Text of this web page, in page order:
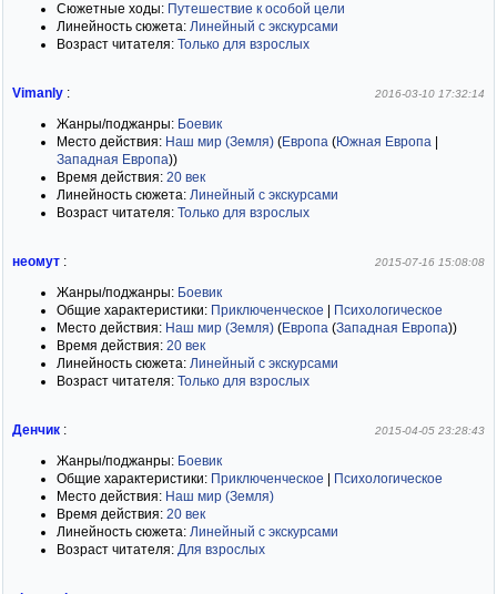
Сюжетные ходы: Путешествие к особой цели
Линейность сюжета: Линейный с экскурсами
Возраст читателя: Только для взрослых
Vimanly : 2016-03-10 17:32:14
Жанры/поджанры: Боевик
Место действия: Наш мир (Земля) (Европа (Южная Европа
Западная Европа))
Время действия: 20 век
Линейность сюжета: Линейный с экскурсами
Возраст читателя: Только для взрослых
неомут : 2015-07-16 15:08:08
Жанры/поджанры: Боевик
Общие характеристики: Приключенческое
Психологическое
Место действия: Наш мир (Земля) (Европа (Западная Европа))
Время действия: 20 век
Линейность сюжета: Линейный с экскурсами
Возраст читателя: Только для взрослых
Денчик : 2015-04-05 23:28:43
Жанры/поджанры: Боевик
Общие характеристики: Приключенческое
Психологическое
Место действия: Наш мир (Земля)
Время действия: 20 век
Линейность сюжета: Линейный с экскурсами
Возраст читателя: Для взрослых